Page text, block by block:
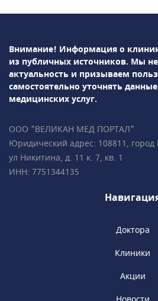
синус-лифтинг,
вестибулопластику,
дентальную имплантация и
лечение зубов под
ортодонты успешно
исправлением прикуса с
систем, элайнеров,
ортодонтических
специалисты клиники
многолетним опытом
и современным взглядом
Внимание! Информация о
из публичных источников. Мы не
актуальность и призываем
самостоятельно уточнять
медицинских услуг.
ООО "ВЕЛИКАН МЕД ПОРТАЛ"
Юридический адрес: 108811, город
ул Никитина, д. 11 к. 7, кв. 1
ИНН: 7751344135
Доктора
Клиники
Акции